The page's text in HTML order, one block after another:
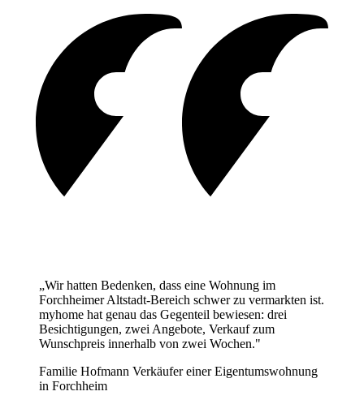
„Wir hatten Bedenken, dass eine Wohnung im
Forchheimer Altstadt-Bereich schwer zu vermarkten ist.
myhome hat genau das Gegenteil bewiesen: drei
Besichtigungen, zwei Angebote, Verkauf zum
Wunschpreis innerhalb von zwei Wochen."
Familie Hofmann Verkäufer einer Eigentumswohnung
in Forchheim